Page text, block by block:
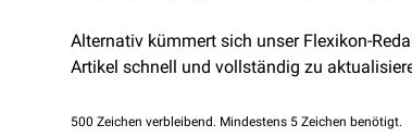
Alternativ kümmert sich unser Flexikon-
Artikel schnell und vollständig zu
500 Zeichen verbleibend. Mindestens 5 Zeichen benötigt.